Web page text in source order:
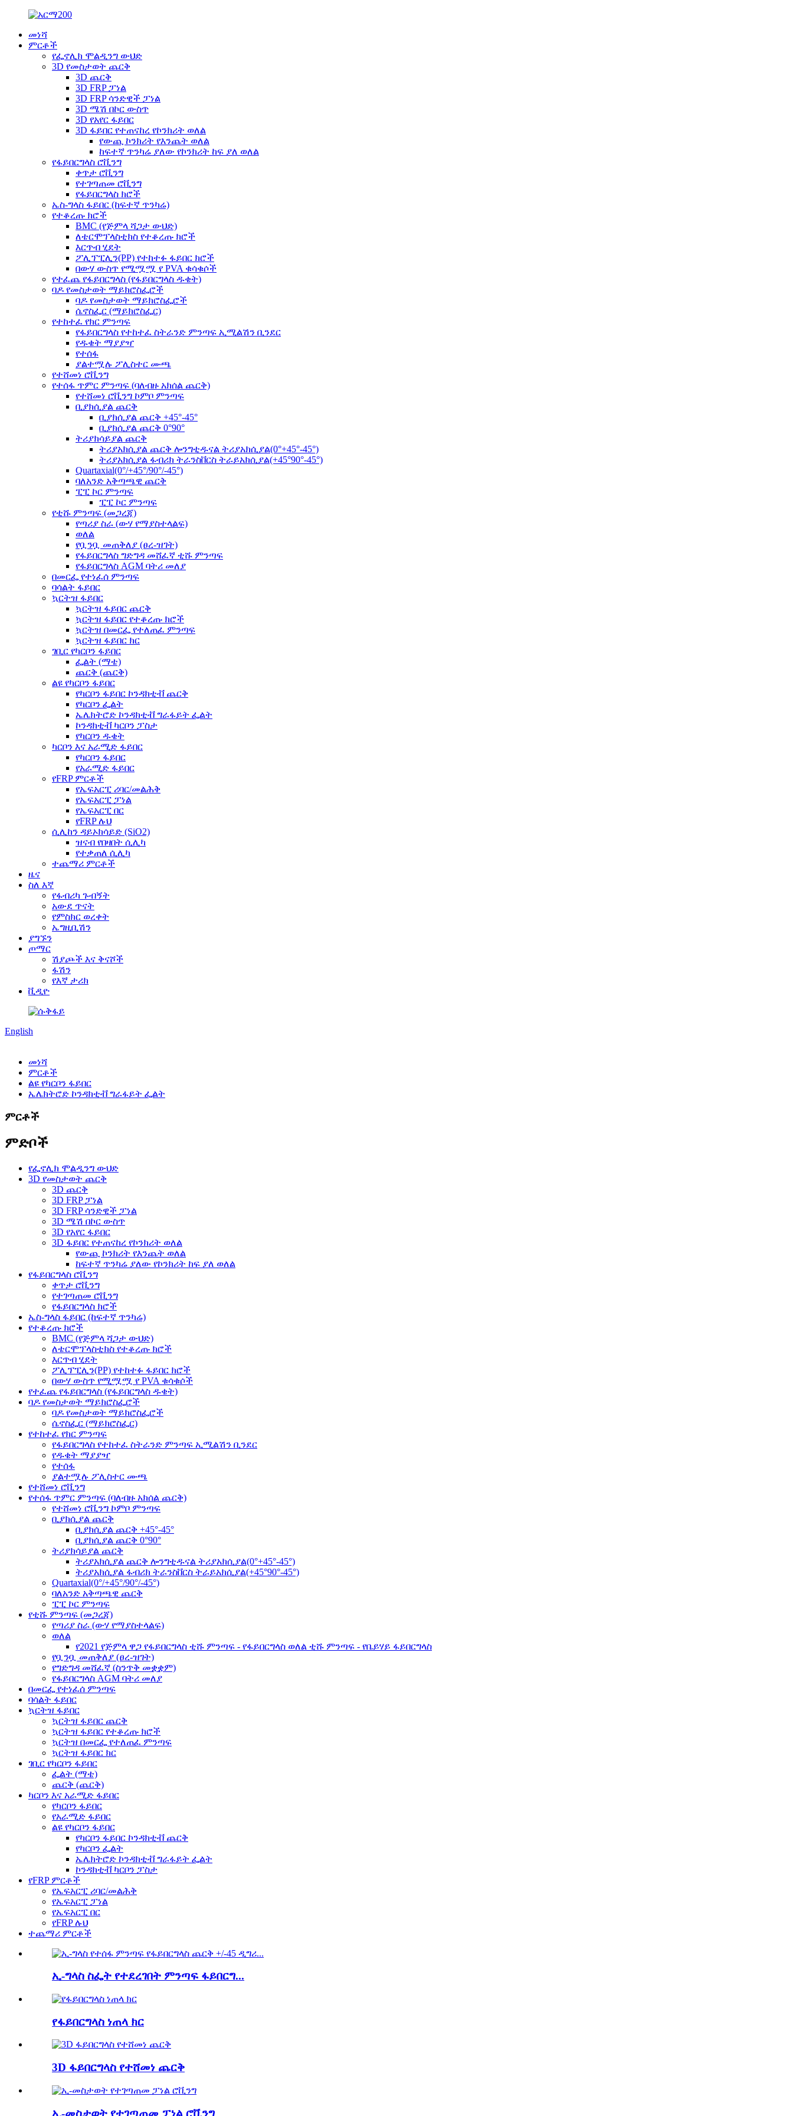
መነሻ
ምርቶች
የፌኖሊክ ሞልዲንግ ውህድ
3D የመስታወት ጨርቅ
3D ጨርቅ
3D FRP ፓነል
3D FRP ሳንድዊች ፓነል
3D ሜሽ በኮር ውስጥ
3D የአየር ፋይበር
3D ፋይበር የተጠናከረ የኮንክሪት ወለል
የውጪ ኮንክሪት የእንጨት ወለል
ከፍተኛ ጥንካሬ ያለው የኮንክሪት ከፍ ያለ ወለል
የፋይበርግላስ ሮቪንግ
ቀጥታ ሮቪንግ
የተገጣጠመ ሮቪንግ
የፋይበርግላስ ክሮች
ኤስ-ግላስ ፋይበር (ከፍተኛ ጥንካሬ)
የተቆረጡ ክሮች
BMC (የጅምላ ሻጋታ ውህድ)
ለቴርሞፕላስቲክስ የተቆረጡ ክሮች
እርጥብ ሂደት
ፖሊፕፒሊን(PP) የተከተፉ ፋይበር ክሮች
በውሃ ውስጥ የሚሟሟ የ PVA ቁሳቁሶች
የተፈጨ የፋይበርግላስ (የፋይበርግላስ ዱቄት)
ባዶ የመስታወት ማይክሮስፌሮች
ባዶ የመስታወት ማይክሮስፌሮች
ሴኖስፌር (ማይክሮስፌር)
የተከተፈ የክር ምንጣፍ
የፋይበርግላስ የተከተፈ ስትራንድ ምንጣፍ ኢሚልሽን ቢንደር
የዱቄት ማያያዣ
የተሰፋ
ያልተሟሉ ፖሊስተር ሙጫ
የተሸመነ ሮቪንግ
የተሰፋ ጥምር ምንጣፍ (ባለብዙ አክሰል ጨርቅ)
የተሸመነ ሮቪንግ ኮምቦ ምንጣፍ
ቢያክሲያል ጨርቅ
ቢያክሲያል ጨርቅ +45°-45°
ቢያክሲያል ጨርቅ 0°90°
ትሪያክሳይያል ጨርቅ
ትሪያአክሲያል ጨርቅ ሎንግቲዱናል ትሪያአክሲያል(0°+45°-45°)
ትሪያአክሲያል ፋብሪክ ትራንስቨርስ ትራይአክሲያል(+45°90°-45°)
Quartaxial(0°/+45°/90°/-45°)
ባለአንድ አቅጣጫዊ ጨርቅ
ፒፒ ኮር ምንጣፍ
ፒፒ ኮር ምንጣፍ
የቲሹ ምንጣፍ (መጋረጃ)
የጣሪያ ስራ (ውሃ የማያስተላልፍ)
ወለል
የቧንቧ መጠቅለያ (ፀረ-ዝገት)
የፋይበርግላስ ግድግዳ መሸፈኛ ቲሹ ምንጣፍ
የፋይበርግላስ AGM ባትሪ መለያ
በመርፌ የተነፈሰ ምንጣፍ
ባሳልት ፋይበር
ኳርትዝ ፋይበር
ኳርትዝ ፋይበር ጨርቅ
ኳርትዝ ፋይበር የተቆረጡ ክሮች
ኳርትዝ በመርፌ የተለጠፈ ምንጣፍ
ኳርትዝ ፋይበር ክር
ገቢር የካርቦን ፋይበር
ፌልት (ማቴ)
ጨርቅ (ጨርቅ)
ልዩ የካርቦን ፋይበር
የካርቦን ፋይበር ኮንዳክቲቭ ጨርቅ
የካርቦን ፌልት
ኤሌክትሮድ ኮንዳክቲቭ ግራፋይት ፌልት
ኮንዳክቲቭ ካርቦን ፓስታ
የካርቦን ዱቄት
ካርቦን እና አራሚድ ፋይበር
የካርቦን ፋይበር
የአራሚድ ፋይበር
የFRP ምርቶች
የኤፍአርፒ ሪባር/መልሕቅ
የኤፍአርፒ ፓነል
የኤፍአርፒ በር
የFRP ሉህ
ሲሊከን ዳይኦክሳይድ (SiO2)
ዝናብ የበዛበት ሲሊካ
የተቃጠለ ሲሊካ
ተጨማሪ ምርቶች
ዜና
ስለ እኛ
የፋብሪካ ጉብኝት
አውደ ጥናት
የምስክር ወረቀት
ኤግዚቢሽን
ያግኙን
ጦማር
ሽያጮች እና ቅናሾች
ፋሽን
የእኛ ታሪክ
ቪዲዮ
English
መነሻ
ምርቶች
ልዩ የካርቦን ፋይበር
ኤሌክትሮድ ኮንዳክቲቭ ግራፋይት ፌልት
ምርቶች
ምድቦች
የፌኖሊክ ሞልዲንግ ውህድ
3D የመስታወት ጨርቅ
3D ጨርቅ
3D FRP ፓነል
3D FRP ሳንድዊች ፓነል
3D ሜሽ በኮር ውስጥ
3D የአየር ፋይበር
3D ፋይበር የተጠናከረ የኮንክሪት ወለል
የውጪ ኮንክሪት የእንጨት ወለል
ከፍተኛ ጥንካሬ ያለው የኮንክሪት ከፍ ያለ ወለል
የፋይበርግላስ ሮቪንግ
ቀጥታ ሮቪንግ
የተገጣጠመ ሮቪንግ
የፋይበርግላስ ክሮች
ኤስ-ግላስ ፋይበር (ከፍተኛ ጥንካሬ)
የተቆረጡ ክሮች
BMC (የጅምላ ሻጋታ ውህድ)
ለቴርሞፕላስቲክስ የተቆረጡ ክሮች
እርጥብ ሂደት
ፖሊፕፒሊን(PP) የተከተፉ ፋይበር ክሮች
በውሃ ውስጥ የሚሟሟ የ PVA ቁሳቁሶች
የተፈጨ የፋይበርግላስ (የፋይበርግላስ ዱቄት)
ባዶ የመስታወት ማይክሮስፌሮች
ባዶ የመስታወት ማይክሮስፌሮች
ሴኖስፌር (ማይክሮስፌር)
የተከተፈ የክር ምንጣፍ
የፋይበርግላስ የተከተፈ ስትራንድ ምንጣፍ ኢሚልሽን ቢንደር
የዱቄት ማያያዣ
የተሰፋ
ያልተሟሉ ፖሊስተር ሙጫ
የተሸመነ ሮቪንግ
የተሰፋ ጥምር ምንጣፍ (ባለብዙ አክሰል ጨርቅ)
የተሸመነ ሮቪንግ ኮምቦ ምንጣፍ
ቢያክሲያል ጨርቅ
ቢያክሲያል ጨርቅ +45°-45°
ቢያክሲያል ጨርቅ 0°90°
ትሪያክሳይያል ጨርቅ
ትሪያአክሲያል ጨርቅ ሎንግቲዱናል ትሪያአክሲያል(0°+45°-45°)
ትሪያአክሲያል ፋብሪክ ትራንስቨርስ ትራይአክሲያል(+45°90°-45°)
Quartaxial(0°/+45°/90°/-45°)
ባለአንድ አቅጣጫዊ ጨርቅ
ፒፒ ኮር ምንጣፍ
የቲሹ ምንጣፍ (መጋረጃ)
የጣሪያ ስራ (ውሃ የማያስተላልፍ)
ወለል
የ2021 የጅምላ ዋጋ የፋይበርግላስ ቲሹ ምንጣፍ - የፋይበርግላስ ወለል ቲሹ ምንጣፍ - የቤይሃይ ፋይበርግላስ
የቧንቧ መጠቅለያ (ፀረ-ዝገት)
የግድግዳ መሸፈኛ (ስንጥቅ መቋቋም)
የፋይበርግላስ AGM ባትሪ መለያ
በመርፌ የተነፈሰ ምንጣፍ
ባሳልት ፋይበር
ኳርትዝ ፋይበር
ኳርትዝ ፋይበር ጨርቅ
ኳርትዝ ፋይበር የተቆረጡ ክሮች
ኳርትዝ በመርፌ የተለጠፈ ምንጣፍ
ኳርትዝ ፋይበር ክር
ገቢር የካርቦን ፋይበር
ፌልት (ማቴ)
ጨርቅ (ጨርቅ)
ካርቦን እና አራሚድ ፋይበር
የካርቦን ፋይበር
የአራሚድ ፋይበር
ልዩ የካርቦን ፋይበር
የካርቦን ፋይበር ኮንዳክቲቭ ጨርቅ
የካርቦን ፌልት
ኤሌክትሮድ ኮንዳክቲቭ ግራፋይት ፌልት
ኮንዳክቲቭ ካርቦን ፓስታ
የFRP ምርቶች
የኤፍአርፒ ሪባር/መልሕቅ
የኤፍአርፒ ፓነል
የኤፍአርፒ በር
የFRP ሉህ
ተጨማሪ ምርቶች
ኢ-ግላስ ስፌት የተደረገበት ምንጣፍ ፋይበርግ...
የፋይበርግላስ ነጠላ ክር
3D ፋይበርግላስ የተሸመነ ጨርቅ
ኢ-መስታወት የተገጣጠመ ፓነል ሮቪንግ